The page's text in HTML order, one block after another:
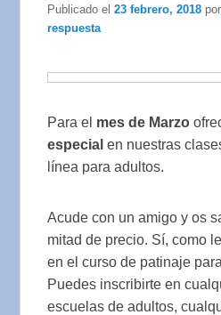
Publicado el23 febrero, 2018 por
respuesta
Para el mes de Marzo
especial en nuestras
línea para adultos.
Acude con un amigo y os
mitad de precio. Sí, como
en el curso de patinaje
Puedes inscribirte en
escuelas de adultos,